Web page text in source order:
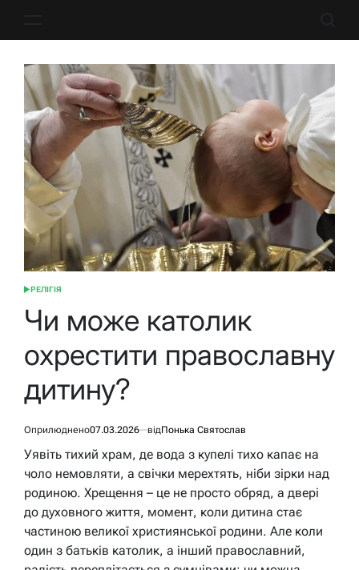
ОПУБЛІКУВАТИ
РЕЛІГІЯ
Чи може католик
охрестити православну
дитину?
Оприлюднено07.03.2026 відПонька Святослав
Уявіть тихий храм, де вода з купелі тихо капає на
чоло немовляти, а свічки мерехтять, ніби зірки над
родиною. Хрещення – це не просто обряд, а двері
до духовного життя, момент, коли дитина стає
частиною великої християнської родини. Але коли
один з батьків католик, а інший православний,